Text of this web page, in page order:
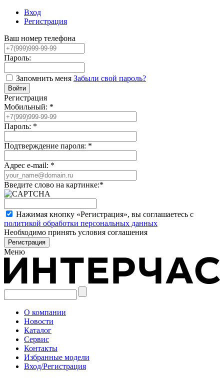
Вход
Регистрация
Ваш номер телефона
Пароль:
Запомнить меня Забыли свой пароль?
Регистрация
Мобильный: *
Пароль: *
Подтверждение пароля: *
Адрес e-mail: *
Введите слово на картинке:*
Нажимая кнопку «Регистрация», вы соглашаетесь с
политикой обработки персональных данных
Необходимо принять условия соглашения
Меню
О компании
Новости
Каталог
Сервис
Контакты
Избранные модели
Вход/Регистрация